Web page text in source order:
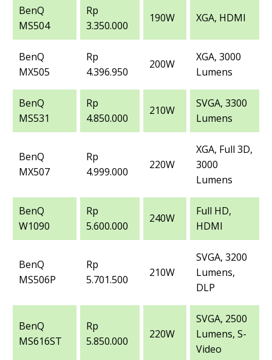
BenQ
MS504
Rp
3.350.000
190W XGA, HDMI
BenQ
MX505
Rp
4.396.950
200W
XGA, 3000
Lumens
BenQ
MS531
Rp
4.850.000
210W
SVGA, 3300
Lumens
BenQ
MX507
Rp
4.999.000
220W
XGA, Full 3D,
3000
Lumens
BenQ
W1090
Rp
5.600.000
240W
Full HD,
HDMI
BenQ
MS506P
Rp
5.701.500
210W
SVGA, 3200
Lumens,
DLP
BenQ
MS616ST
Rp
5.850.000
220W
SVGA, 2500
Lumens, S-
Video